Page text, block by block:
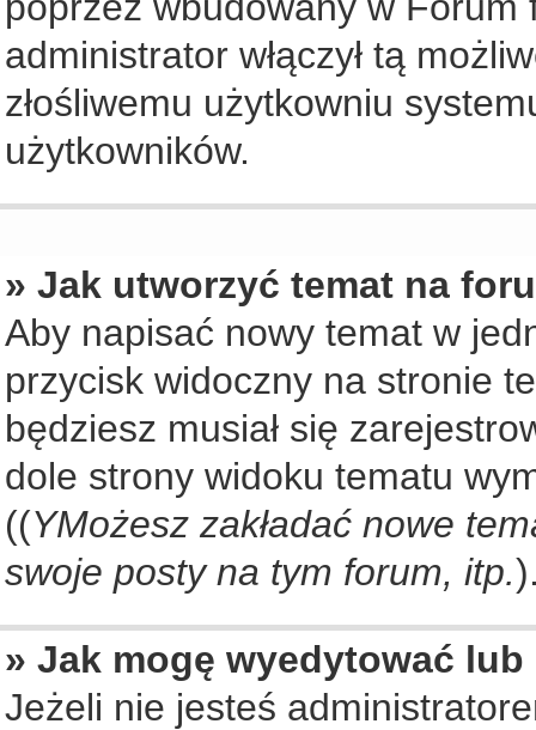
administrator włączył tą
złośliwemu użytkowniu
użytkowników.
» Jak utworzyć temat na
Aby napisać nowy temat w
przycisk widoczny na stronie
będziesz musiał się
dole strony widoku tematu
((YMożesz zakładać nowe
swoje posty na tym forum, itp.
» Jak mogę wyedytować
Jeżeli nie jesteś